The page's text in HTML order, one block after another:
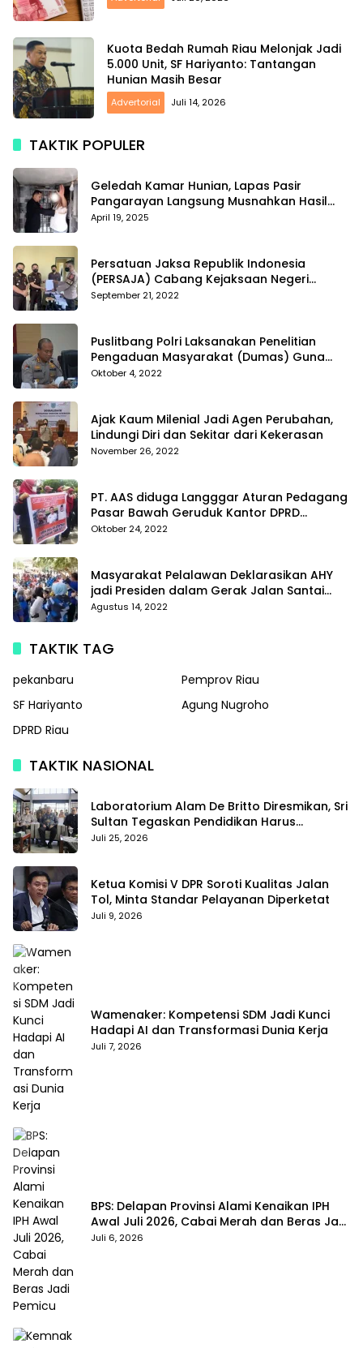
Kuota Bedah Rumah Riau Melonjak Jadi
5.000 Unit, SF Hariyanto: Tantangan
Hunian Masih Besar
Advertorial Juli 14, 2026
TAKTIK POPULER
Geledah Kamar Hunian, Lapas Pasir
Pangarayan Langsung Musnahkan Hasil
Temuan
April 19, 2025
Persatuan Jaksa Republik Indonesia
(PERSAJA) Cabang Kejaksaan Negeri
Tanggamus resmi melaporkan Alvin Lim ke
September 21, 2022
Puslitbang Polri Laksanakan Penelitian
Pengaduan Masyarakat (Dumas) Guna
Meningkatkan Profesionalisme Personil Polri
Oktober 4, 2022
Ajak Kaum Milenial Jadi Agen Perubahan,
Lindungi Diri dan Sekitar dari Kekerasan
November 26, 2022
PT. AAS diduga Langggar Aturan Pedagang
Pasar Bawah Geruduk Kantor DPRD
Pekanbaru
Oktober 24, 2022
Masyarakat Pelalawan Deklarasikan AHY
jadi Presiden dalam Gerak Jalan Santai
Partai Demokrat
Agustus 14, 2022
TAKTIK TAG
pekanbaru
Pemprov Riau
SF Hariyanto
Agung Nugroho
DPRD Riau
TAKTIK NASIONAL
Laboratorium Alam De Britto Diresmikan, Sri
Sultan Tegaskan Pendidikan Harus
Membentuk Karakter
Juli 25, 2026
Ketua Komisi V DPR Soroti Kualitas Jalan
Tol, Minta Standar Pelayanan Diperketat
Juli 9, 2026
Wamenaker: Kompetensi SDM Jadi Kunci
Hadapi AI dan Transformasi Dunia Kerja
Juli 7, 2026
BPS: Delapan Provinsi Alami Kenaikan IPH
Awal Juli 2026, Cabai Merah dan Beras Jadi
Pemicu
Juli 6, 2026